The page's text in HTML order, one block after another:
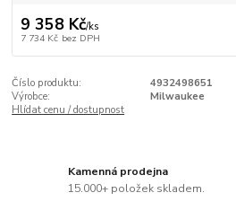
9 358 Kč/ks
7 734 Kč bez DPH
Číslo produktu:
4932498651
Výrobce:
Milwaukee
Hlídat cenu / dostupnost
Kamenná prodejna
15.000+ položek skladem.